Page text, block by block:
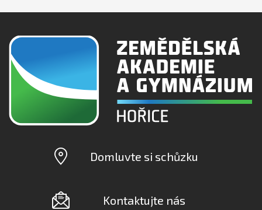
Domluvte si schůzku
Kontaktujte nás